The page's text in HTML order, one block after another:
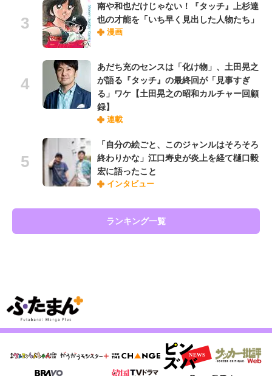
南や和也だけじゃない！『タッチ』上杉達
也の才能を「いち早く見出した人物たち」
漫画
あだち充のセンスは「化け物」、土田晃之
が語る『タッチ』の最終回が「見事すぎ
る」ワケ【土田晃之の昭和カルチャー回顧
録】
連載
「自分の絵ごと、このジャンルはそろそろ
終わりかな」江口寿史が炎上を経て樋口毅
宏に語ったこと
インタビュー
ランキング一覧